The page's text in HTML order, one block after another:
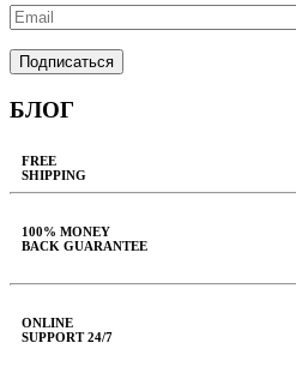
БЛОГ
FREE
SHIPPING
100% MONEY
BACK GUARANTEE
ONLINE
SUPPORT 24/7